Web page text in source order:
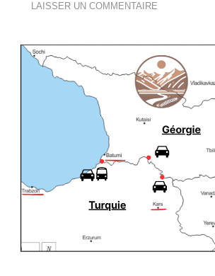
LAISSER UN COMMENTAIRE
FRONTIÈRE
TURQUIE
–
GÉORGIE
(2026)
FORMALITÉS,
BUDGET
&
CONSEILS
PRATIQUES